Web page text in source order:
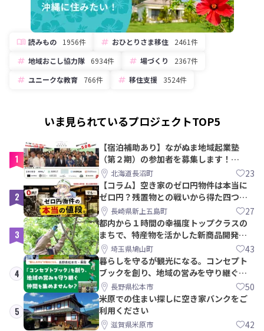
読みもの 1956件 おひとりさま移住
2461件
地域おこし協力隊
6934件 場づくり
2367件
ユニークな教育
766件 移住支援 3524件
いま見られているプロジェクトTOP5
1
【宿泊補助あり】ながぬま地域起業塾
（第２期）の参加者を募集します！
【8/21〆】
北海道長沼町 23
2
【コラム】空き家のゼロ円物件は本当に
ゼロ円？残置物との戦いから得た四つの
教訓｜新上五島町
長崎県新上五島町 27
3
都内から１時間の幸福度トップクラスの
まちで、特産物を活かした新商品開発＆
PRメンバー募集！
埼玉県鳩山町 43
4
暮らしを守るが観光になる。コンセプト
ブックを創り、地域の営みを守り継ぐ仲
間を集めませんか？
長野県松本市 50
5
米原での住まい探しに空き家バンクをご
利用ください
滋賀県米原市 42